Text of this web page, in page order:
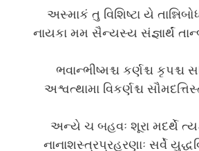
અસ્માકં તુ વિશિષ્ટા યે
નાયકા મમ સૈન્યસ્ય સંજ્ઞાર્થં
ભવાન્ભીષ્મશ્ચ કર્ણશ્ચ કૃપશ્ચ
અશ્વત્થામા વિકર્ણશ્ચ
અન્યે ચ બહવઃ શૂરા મદર્થે
નાનાશસ્ત્રપ્રહરણાઃ સર્વે